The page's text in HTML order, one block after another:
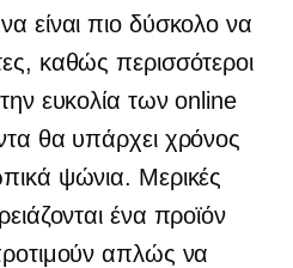
είναι πιο δύσκολο να
καθώς περισσότεροι
ευκολία των online
θα υπάρχει χρόνος
ψώνια. Μερικές
ένα προϊόν
απλώς να